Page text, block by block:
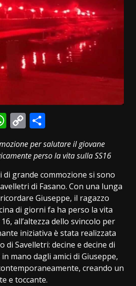
WhatsApp
Copy
Link
per salutare il giovane
perso la vita sulla SS16
di grande commozione si sono
di Fasano. Con una lunga
Giuseppe, il ragazzo
di giorni fa ha perso la vita
all’altezza dello svincolo per
iniziativa è stata realizzata
di Savelletri: decine e decine di
mano dagli amici di Giuseppe,
creando un
e toccante.